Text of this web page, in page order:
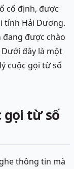
cố định, được
tỉnh Hải Dương.
đang được chào
đây là một
cuộc gọi từ số
gọi từ số
thông tin mà